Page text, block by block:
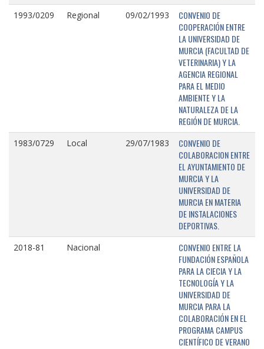
1993/0209 Regional 09/02/1993
CONVENIO DE
COOPERACIÓN ENTRE
LA UNIVERSIDAD DE
MURCIA (FACULTAD DE
VETERINARIA) Y LA
AGENCIA REGIONAL
PARA EL MEDIO
AMBIENTE Y LA
NATURALEZA DE LA
REGIÓN DE MURCIA.
1983/0729 Local 29/07/1983
CONVENIO DE
COLABORACION ENTRE
EL AYUNTAMIENTO DE
MURCIA Y LA
UNIVERSIDAD DE
MURCIA EN MATERIA
DE INSTALACIONES
DEPORTIVAS.
2018-81 Nacional
CONVENIO ENTRE LA
FUNDACIÓN ESPAÑOLA
PARA LA CIECIA Y LA
TECNOLOGÍA Y LA
UNIVERSIDAD DE
MURCIA PARA LA
COLABORACIÓN EN EL
PROGRAMA CAMPUS
CIENTÍFICO DE VERANO